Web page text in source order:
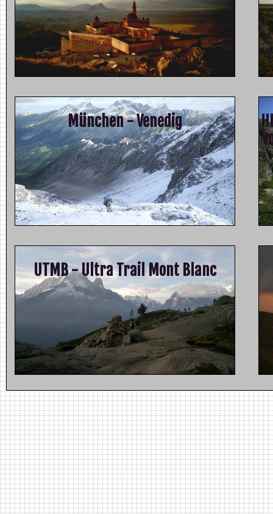
München - Venedig
UTMB - Ultra Trail Mont Blanc